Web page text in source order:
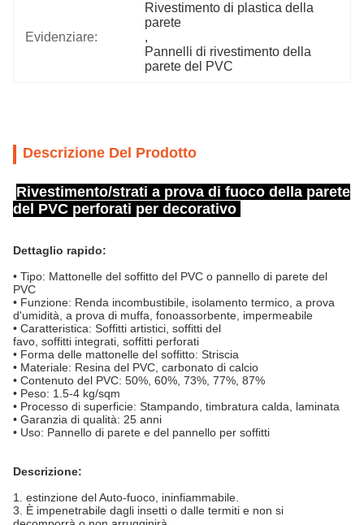
Evidenziare:
Rivestimento di plastica della
parete
,
Pannelli di rivestimento della
parete del PVC
Descrizione Del Prodotto
Rivestimento/strati a prova di fuoco della parete
del PVC perforati per decorativo
Dettaglio rapido:
• Tipo: Mattonelle del soffitto del PVC o pannello di parete del
PVC
• Funzione: Renda incombustibile, isolamento termico, a prova
d'umidità, a prova di muffa, fonoassorbente, impermeabile
• Caratteristica: Soffitti artistici, soffitti del
favo, soffitti integrati, soffitti perforati
• Forma delle mattonelle del soffitto: Striscia
• Materiale: Resina del PVC, carbonato di calcio
• Contenuto del PVC: 50%, 60%, 73%, 77%, 87%
• Peso: 1.5-4 kg/sqm
• Processo di superficie: Stampando, timbratura calda, laminata
• Garanzia di qualità: 25 anni
• Uso: Pannello di parete e del pannello per soffitti
Descrizione:
1. estinzione del Auto-fuoco, ininfiammabile.
3. È impenetrabile dagli insetti o dalle termiti e non si